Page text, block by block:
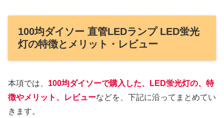
100均ダイソー 直管LEDランプ LED蛍光
灯の特徴とメリット・レビュー
本項では、 100均ダイソーで購入した、LED蛍光灯の、特
徴やメリッ ト、レビューなどを、下記に沿ってまとめてい
きます。